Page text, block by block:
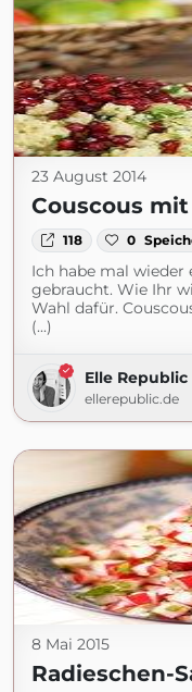
23 August 2014
Couscous
118 0
Ich habe mal wieder
gebraucht. Wie Ihr
Wahl dafür.
(...)
Elle Republic
ellerepublic.de
8 Mai 2015
Radieschen-